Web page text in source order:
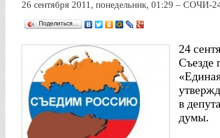
26 сентября 2011, понедельник, 01:29 – СОЧИ-
Поделиться…
24
Съезде
в
думы.